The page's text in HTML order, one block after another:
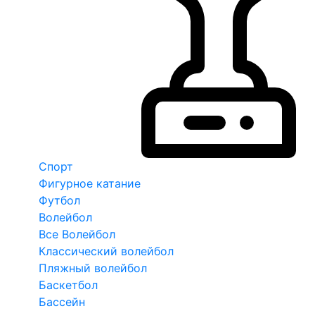
Спорт
Фигурное катание
Футбол
Волейбол
Все Волейбол
Классический волейбол
Пляжный волейбол
Баскетбол
Бассейн